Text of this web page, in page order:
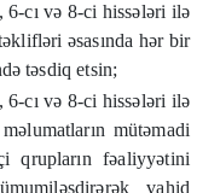
6-cı və 8-ci hissələri ilə
əsasında hər bir
təsdiq etsin;
6-cı və 8-ci hissələri ilə
mütəmadi
qrupların fəaliyyətini
vahid